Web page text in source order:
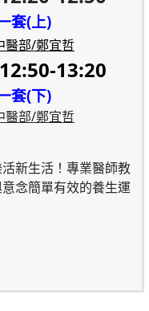
套(上)
醫部/鄭宜哲
13:20
套(下)
醫部/鄭宜哲
活新生活！專業醫師教
念簡單有效的養生運